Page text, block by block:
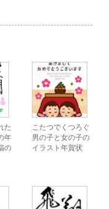
た
年
の
こたつでくつろぐ
男の子と女の子の
イラスト年賀状